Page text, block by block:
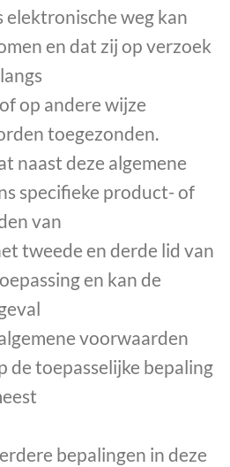
weg kan
en dat zij op verzoek
op andere wijze
toegezonden.
naast deze algemene
specifieke product- of
van
tweede en derde lid van
en kan de
voorwaarden
de toepasselijke bepaling
bepalingen in deze